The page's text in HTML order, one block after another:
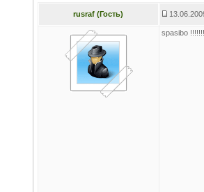
rusraf (Гость)
spasibo